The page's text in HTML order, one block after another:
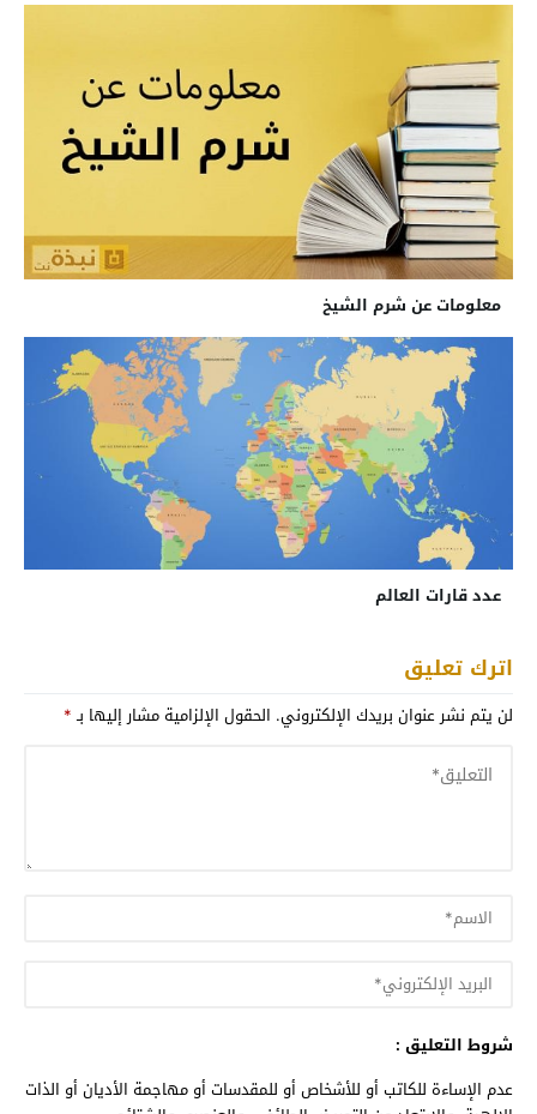
معلومات عن شرم الشيخ
عدد قارات العالم
اترك تعليق
لن يتم نشر عنوان بريدك الإلكتروني. الحقول الإلزامية مشار إليها بـ*
شروط التعليق :
عدم الإساءة للكاتب أو للأشخاص أو للمقدسات أو مهاجمة الأديان أو الذات